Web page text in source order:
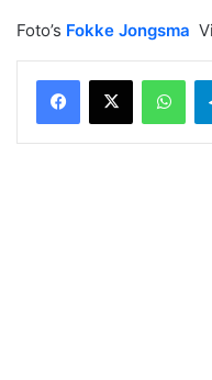
Foto’s Fokke Jongsma